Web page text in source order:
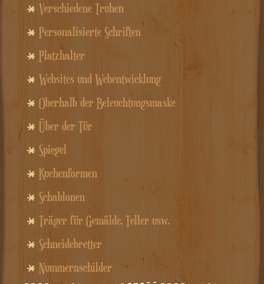
Verschiedene Truhen
Personalisierte Schriften
Platzhalter
Websites und Webentwicklung
Oberhalb der Beleuchtungsmaske
Über der Tür
Spiegel
Kuchenformen
Schablonen
Träger für Gemälde, Teller usw.
Schneidebretter
Nummernschilder